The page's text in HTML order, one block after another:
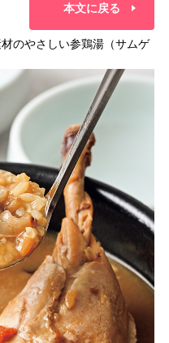
本文に戻る
のやさしい参鶏湯（サムゲ